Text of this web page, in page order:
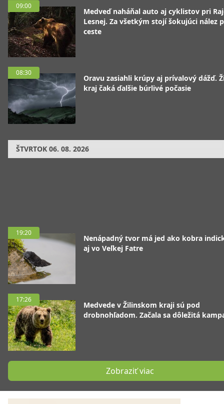
09:00
Medveď naháňal auto aj cyklistov pri
Lesnej. Za všetkým stojí šokujúci nález
ceste
08:30
Oravu zasiahli krúpy aj prívalový dážď.
kraj čaká ďalšie búrlivé počasie
ŠTVRTOK 06. 08. 2026
19:20
Nenápadný tvor má jed ako kobra
aj vo Veľkej Fatre
17:26
Medvede v Žilinskom kraji sú pod
drobnohľadom. Začala sa dôležitá
Zobraziť viac